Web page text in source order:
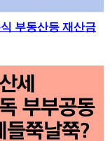
부동산등 재산금